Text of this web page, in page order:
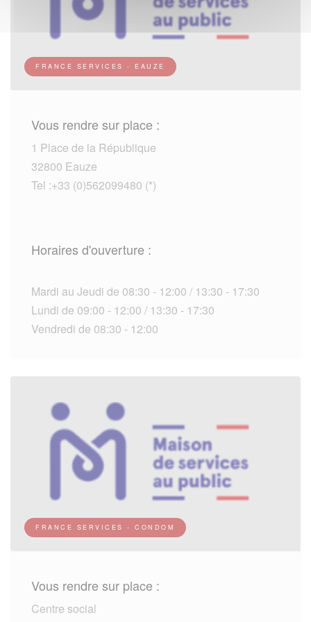
FRANCE SERVICES - EAUZE
Vous rendre sur place :
1 Place de la République
32800 Eauze
Tel :+33 (0)562099480 (*)
Horaires d'ouverture :
Mardi au Jeudi de 08:30 - 12:00 / 13:30 - 17:30
Lundi de 09:00 - 12:00 / 13:30 - 17:30
Vendredi de 08:30 - 12:00
FRANCE SERVICES - CONDOM
Vous rendre sur place :
Centre social